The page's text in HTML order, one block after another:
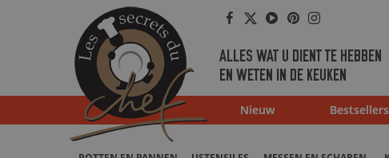
Facebook
Twitter
Youtube
Pinterest
Instagram
ALLES WAT U DIENT TE HEBBEN
EN WETEN IN DE KEUKEN
Nieuw Bestsellers